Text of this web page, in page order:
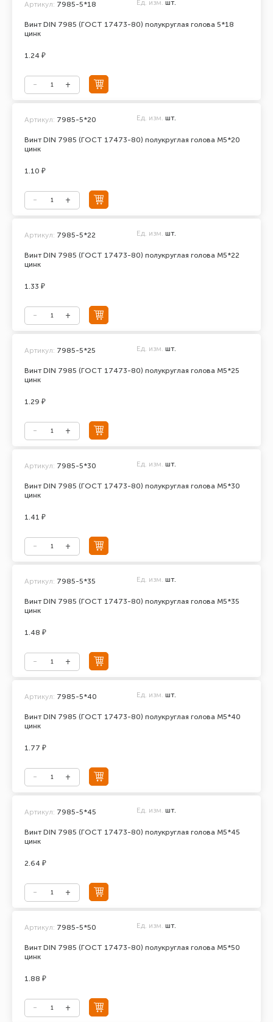
Винт DIN 7985 (ГОСТ 17473-80) полукруглая голова 5*18
цинк
Артикул: 7985-5*18 Ед. изм. шт.
1.24 ₽
Винт DIN 7985 (ГОСТ 17473-80) полукруглая голова М5*20
цинк
Артикул: 7985-5*20 Ед. изм. шт.
1.10 ₽
Винт DIN 7985 (ГОСТ 17473-80) полукруглая голова М5*22
цинк
Артикул: 7985-5*22 Ед. изм. шт.
1.33 ₽
Винт DIN 7985 (ГОСТ 17473-80) полукруглая голова М5*25
цинк
Артикул: 7985-5*25 Ед. изм. шт.
1.29 ₽
Винт DIN 7985 (ГОСТ 17473-80) полукруглая голова М5*30
цинк
Артикул: 7985-5*30 Ед. изм. шт.
1.41 ₽
Винт DIN 7985 (ГОСТ 17473-80) полукруглая голова М5*35
цинк
Артикул: 7985-5*35 Ед. изм. шт.
1.48 ₽
Винт DIN 7985 (ГОСТ 17473-80) полукруглая голова М5*40
цинк
Артикул: 7985-5*40 Ед. изм. шт.
1.77 ₽
Винт DIN 7985 (ГОСТ 17473-80) полукруглая голова М5*45
цинк
Артикул: 7985-5*45 Ед. изм. шт.
2.64 ₽
Винт DIN 7985 (ГОСТ 17473-80) полукруглая голова М5*50
цинк
Артикул: 7985-5*50 Ед. изм. шт.
1.88 ₽